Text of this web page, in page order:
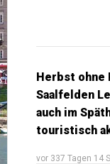
Herbst ohne
Saalfelden
auch im
touristisch
vor 337 Tagen 14